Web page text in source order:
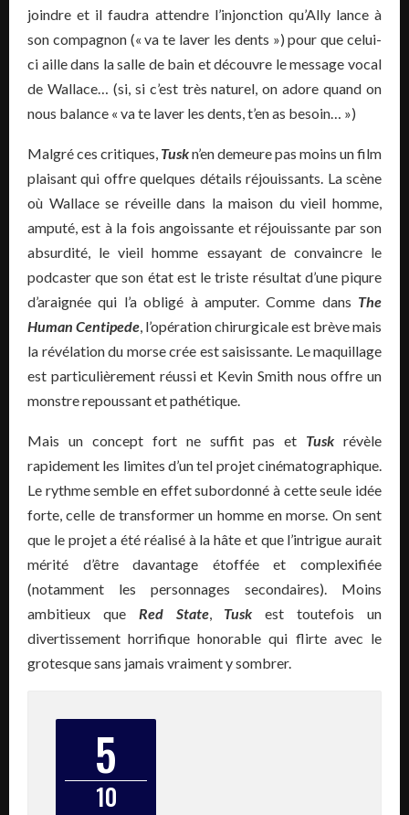
joindre et il faudra attendre l’injonction qu’Ally lance à
son compagnon (« va te laver les dents ») pour que celui-
ci aille dans la salle de bain et découvre le message vocal
de Wallace… (si, si c’est très naturel, on adore quand on
nous balance « va te laver les dents, t’en as besoin… »)
Malgré ces critiques, Tuskn’en demeure pas moins un film
plaisant qui offre quelques détails réjouissants. La scène
où Wallace se réveille dans la maison du vieil homme,
amputé, est à la fois angoissante et réjouissante par son
absurdité, le vieil homme essayant de convaincre le
podcaster que son état est le triste résultat d’une piqure
d’araignée qui l’a obligé à amputer. Comme dans The
Human Centipede, l’opération chirurgicale est brève mais
la révélation du morse crée est saisissante. Le maquillage
est particulièrement réussi et Kevin Smith nous offre un
monstre repoussant et pathétique.
Mais un concept fort ne suffit pas et Tusk révèle
rapidement les limites d’un tel projet cinématographique.
Le rythme semble en effet subordonné à cette seule idée
forte, celle de transformer un homme en morse. On sent
que le projet a été réalisé à la hâte et que l’intrigue aurait
mérité d’être davantage étoffée et complexifiée
(notamment les personnages secondaires). Moins
ambitieux que Red State, Tusk est toutefois un
divertissement horrifique honorable qui flirte avec le
grotesque sans jamais vraiment y sombrer.
5
10